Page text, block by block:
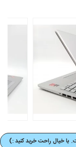
با خیال راحت خرید کنید :)